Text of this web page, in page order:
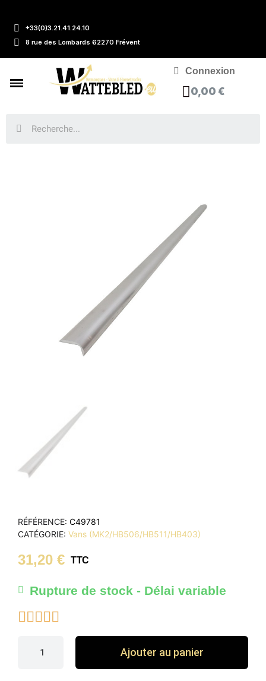
+33(0)3.21.41.24.10
8 rue des Lombards 62270 Frévent
Connexion
0,00 €
RÉFÉRENCE C49781
CATÉGORIE Vans (MK2/HB506/HB511/HB403)
31,20 € TTC
Rupture de stock - Délai variable

Ajouter au panier